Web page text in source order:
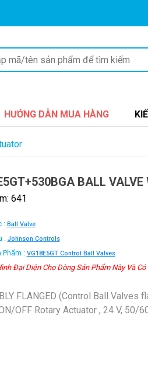
HƯỚNG DẪN MUA HÀNG
BALL
641
: Ball Valve
: Johnson Controls
Phẩm : VG18E5GT Control Ball Valves
Đại Diện Cho Dòng Sản Phẩm Này Và
FLANGED (Control Ball Valves
OFF Rotary Actuator , 24 V, 50/